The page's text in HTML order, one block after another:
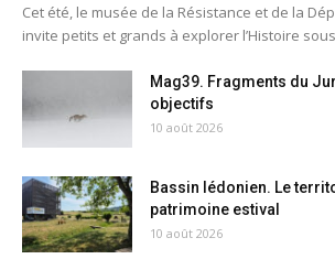
Cet été, le musée de la Résistance et de la
invite petits et grands à explorer l’Histoire
Mag39. Fragments du
objectifs
10 août 2026
Bassin lédonien. Le
patrimoine estival
10 août 2026